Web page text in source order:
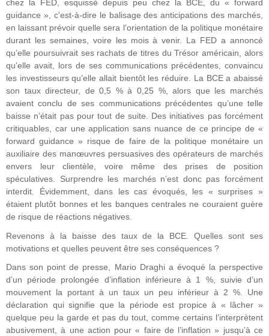
chez la FED, esquissé depuis peu chez la BCE, du « forward
guidance », c'est-à-dire le balisage des anticipations des marchés,
en laissant prévoir quelle sera l’orientation de la politique monétaire
durant les semaines, voire les mois à venir. La FED a annoncé
qu’elle poursuivrait ses rachats de titres du Trésor américain, alors
qu’elle avait, lors de ses communications précédentes, convaincu
les investisseurs qu’elle allait bientôt les réduire. La BCE a abaissé
son taux directeur, de 0,5 % à 0,25 %, alors que les marchés
avaient conclu de ses communications précédentes qu’une telle
baisse n’était pas pour tout de suite. Des initiatives pas forcément
critiquables, car une application sans nuance de ce principe de «
forward guidance » risque de faire de la politique monétaire un
auxiliaire des manœuvres persuasives des opérateurs de marchés
envers leur clientèle, voire même des prises de position
spéculatives. Surprendre les marchés n’est donc pas forcément
interdit. Évidemment, dans les cas évoqués, les « surprises »
étaient plutôt bonnes et les banques centrales ne couraient guère
de risque de réactions négatives.
Revenons à la baisse des taux de la BCE. Quelles sont ses
motivations et quelles peuvent être ses conséquences ?
Dans son point de presse, Mario Draghi a évoqué la perspective
d’un période prolongée d’inflation inférieure à 1 %, suivie d’un
mouvement la portant à un taux un peu inférieur à 2 %. Une
déclaration qui signifie que la période est propice à « lâcher »
quelque peu la garde et pas du tout, comme certains l’interprètent
abusivement, à une action pour « faire de l’inflation » jusqu’à ce